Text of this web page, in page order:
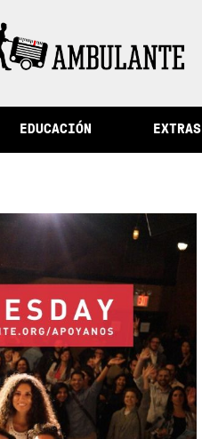
del Perú
EDUCACIÓN EXTRAS